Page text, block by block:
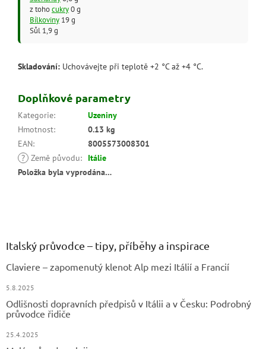
z tohocukry0 g
Bílkoviny19 g
Sůl 1,9 g
Skladování: Uchovávejte při teplotě +2 °C až +4 °C.
Doplňkové parametry
Kategorie:
Uzeniny
Hmotnost:
0.13 kg
EAN:
8005573008301
? Země původu:
Itálie
Položka byla vyprodána…
Italský průvodce – tipy, příběhy a inspirace
Claviere – zapomenutý klenot Alp mezi Itálií a Francií
5.8.2025
Odlišnosti dopravních předpisů v Itálii a v Česku: Podrobný
průvodce řidiče
25.4.2025